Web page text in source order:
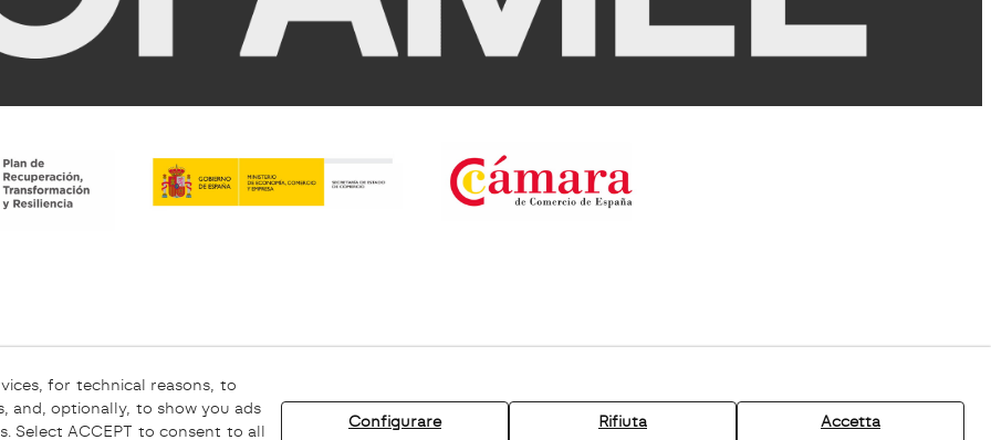
Avviso Legale Canale Etico
for technical reasons, to
and, optionally, to show you ads
Select ACCEPT to consent to all
Configurare Rifiuta Accetta